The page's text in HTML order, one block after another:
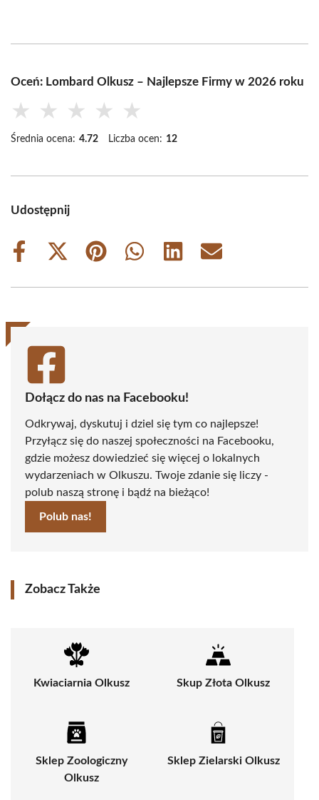
Oceń: Lombard Olkusz – Najlepsze Firmy w 2026 roku
★ ★ ★ ★ ★
Średnia ocena: 4.72 Liczba ocen: 12
Udostępnij
Share
Share
(Twitter)
Share
Share
Share
Share
Dołącz do nas na Facebooku!
Odkrywaj, dyskutuj i dziel się tym co najlepsze!
Przyłącz się do naszej społeczności na Facebooku,
gdzie możesz dowiedzieć się więcej o lokalnych
wydarzeniach w Olkuszu. Twoje zdanie się liczy -
polub naszą stronę i bądź na bieżąco!
Polub nas!
Zobacz Także
Kwiaciarnia Olkusz Skup Złota Olkusz
Sklep Zoologiczny
Olkusz
Sklep Zielarski Olkusz